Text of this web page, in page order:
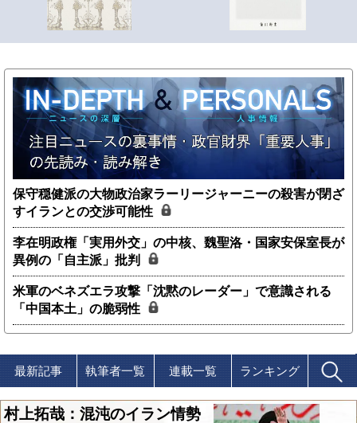
保守穏健派の大物政治家ラーリージャーニーの殺害が閉ざ
すイランとの交渉可能性
李在明政権「実用外交」の中核、魏聖洛・国家安保室長が
異例の「自主派」批判
米軍のベネズエラ攻撃「沈黙のレーダー」で意識される
「中国本土」の脆弱性
最新記事 執筆者一覧 連載一覧 ランキング
村上拓哉：混沌のイラン情勢